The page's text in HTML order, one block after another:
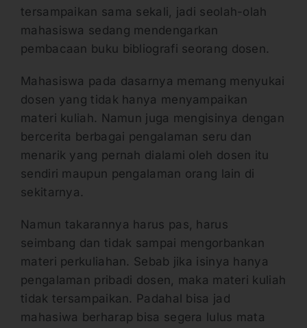
tersampaikan sama sekali, jadi seolah-olah
mahasiswa sedang mendengarkan
pembacaan buku bibliografi seorang dosen.
Mahasiswa pada dasarnya memang menyukai
dosen yang tidak hanya menyampaikan
materi kuliah. Namun juga mengisinya dengan
bercerita berbagai pengalaman seru dan
menarik yang pernah dialami oleh dosen itu
sendiri maupun pengalaman orang lain di
sekitarnya.
Namun takarannya harus pas, harus
seimbang dan tidak sampai mengorbankan
materi perkuliahan. Sebab jika isinya hanya
pengalaman pribadi dosen, maka materi kuliah
tidak tersampaikan. Padahal bisa jad
mahasiwa berharap bisa segera lulus mata